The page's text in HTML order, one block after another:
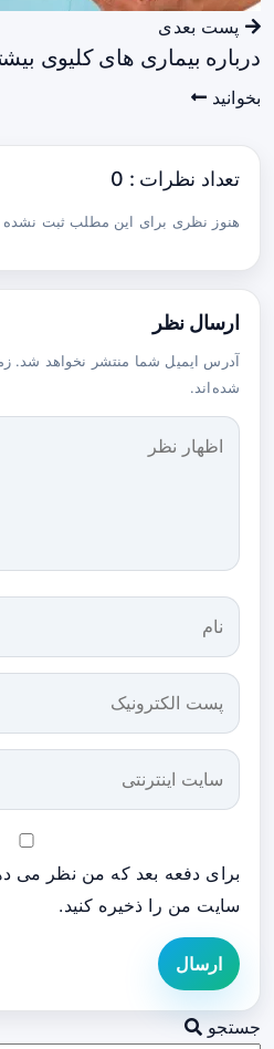
پست بعدی
درباره بیماری های کلیوی
بخوانید
تعداد نظرات : 0
هنوز نظری برای این مطلب ثبت
ارسال نظر
آدرس ایمیل شما منتشر نخواهد شد.
شده‌اند.
برای دفعه بعد که من نظر می
سایت من را ذخیره کنید.
ارسال
جستجو